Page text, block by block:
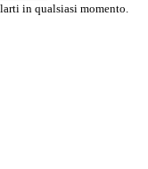
in qualsiasi momento.